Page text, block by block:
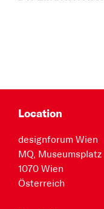
Location
designforum Wien
MQ, Museumsplatz
1070 Wien
Österreich